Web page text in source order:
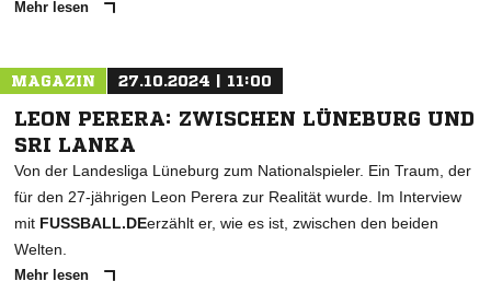
Mehr lesen
MAGAZIN 27.10.2024 | 11:00
LEON PERERA: ZWISCHEN LÜNEBURG UND
SRI LANKA
Von der Landesliga Lüneburg zum Nationalspieler. Ein Traum, der
für den 27-jährigen Leon Perera zur Realität wurde. Im Interview
mit FUSSBALL.DEerzählt er, wie es ist, zwischen den beiden
Welten.
Mehr lesen